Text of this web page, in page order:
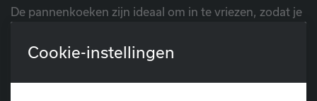
De pannenkoeken zijn ideaal om in te vriezen, zodat je
voor bij de koffie, als dessert of gewoon als
Cookie-instellingen